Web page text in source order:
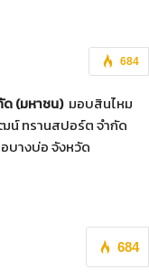
684
(มหาชน)มอบสินไหม
น์ ทรานสปอร์ต จํากัด
บางบ่อ จังหวัด
684